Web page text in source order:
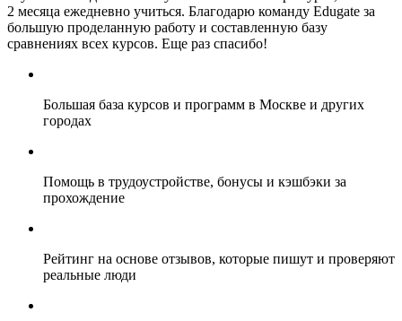
2 месяца ежедневно учиться. Благодарю команду Edugate за
большую проделанную работу и составленную базу
сравнениях всех курсов. Еще раз спасибо!
Большая база курсов и программ в Москве и других
городах
Помощь в трудоустройстве, бонусы и кэшбэки за
прохождение
Рейтинг на основе отзывов, которые пишут и проверяют
реальные люди